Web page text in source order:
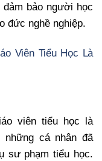
bảo người học
đức nghề nghiệp.
Viên Tiểu Học Là
viên tiểu học là
những cá nhân đã
sư phạm tiểu học.